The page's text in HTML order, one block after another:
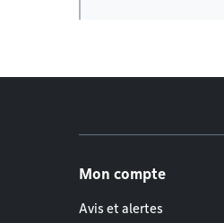
Mon compte
Avis et alertes